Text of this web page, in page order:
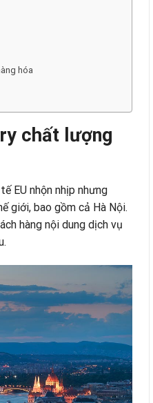
hóa
chất lượng
EU nhộn nhịp nhưng
giới, bao gồm cả Hà Nội.
hàng nội dung dịch vụ